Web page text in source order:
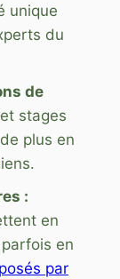
unique
du
de
stages
plus en
:
en
en
par